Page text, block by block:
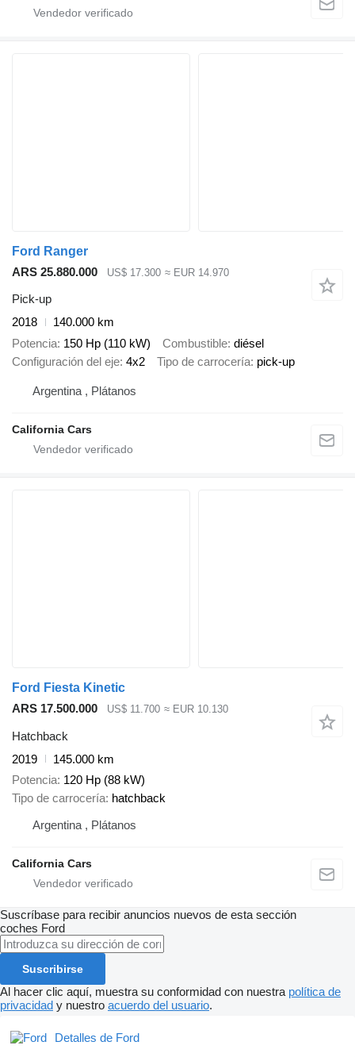
Ford Ranger
ARS 25.880.000
US$ 17.300 ≈ EUR 14.970
Pick-up
2018
140.000 km
Potencia 150 Hp (110 kW) Combustible diésel
Configuración del eje 4x2 Tipo de carrocería pick-up
Argentina , Plátanos
California Cars
Ford Fiesta Kinetic
ARS 17.500.000
US$ 11.700 ≈ EUR 10.130
Hatchback
2019
145.000 km
Potencia 120 Hp (88 kW)
Tipo de carrocería hatchback
Argentina , Plátanos
California Cars
Suscríbase para recibir anuncios nuevos de esta sección
coches Ford
Suscribirse
Al hacer clic aquí, muestra su conformidad con nuestra política de
privacidad y nuestro acuerdo del usuario.
Detalles de Ford